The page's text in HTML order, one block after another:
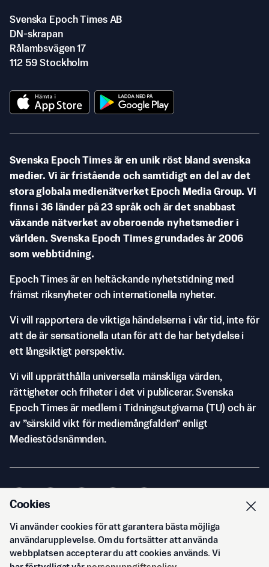
Svenska Epoch Times AB
DN-skrapan
Rålambsvägen 17
112 59 Stockholm
Svenska Epoch Times är en unik röst bland svenska
medier. Vi är fristående och samtidigt en del av det
stora globala medienätverket Epoch Media Group. Vi
finns i 36 länder på 23 språk och är det snabbast
växande nätverket av oberoende nyhetsmedier i
världen. Svenska Epoch Times grundades år 2006
som webbtidning.
Epoch Times är en heltäckande nyhetstidning med
främst riksnyheter och internationella nyheter.
Vi vill rapportera de viktiga händelserna i vår tid, inte för
att de är sensationella utan för att de har betydelse i
ett långsiktigt perspektiv.
Vi vill upprätthålla universella mänskliga värden,
rättigheter och friheter i det vi publicerar. Svenska
Epoch Times är medlem i Tidningsutgivarna (TU) och är
av ”särskild vikt för mediemångfalden” enligt
Mediestödsnämnden.
© Svenska Epoch Times AB2026
Cookies
Vi använder cookies för att garantera bästa möjliga
användarupplevelse. Om du fortsätter att använda
webbplatsen accepterar du att cookies används. Vi